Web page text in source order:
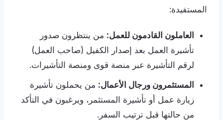
المستفيدة:
العاملون القادمون للعمل: من ينتظرون صدور
تأشيرة العمل بعد إصدار الكفيل (صاحب العمل)
لرقم التأشيرة عبر منصة قوى ومنصة التأشيرات.
المستثمرون ورجال الأعمال: من يحملون تأشيرة
زيارة عمل أو تأشيرة المستثمر، ويرغبون في التأكد
من حالتها قبل ترتيب السفر.